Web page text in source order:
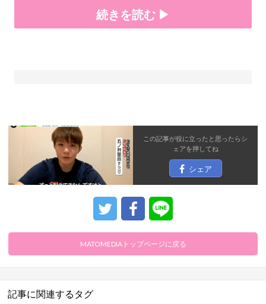
続きを読む ▶
この記事が役に立ったと思ったらシ
ェアを押してね
シェア
MATOMEDIAトップページに戻る
記事に関連するタグ